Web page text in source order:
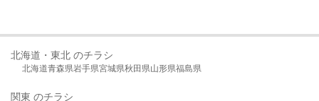
北海道・東北 のチラシ
北海道青森県岩手県宮城県秋田県山形県福島県
関東 のチラシ